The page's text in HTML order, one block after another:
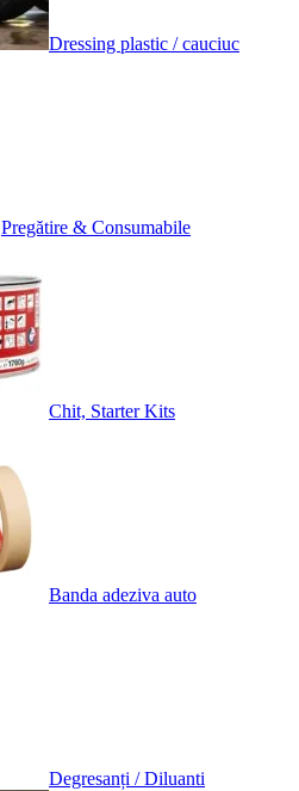
Dressing plastic / cauciuc
Pregătire & Consumabile
Chit, Starter Kits
Banda adeziva auto
Degresanți / Diluanti